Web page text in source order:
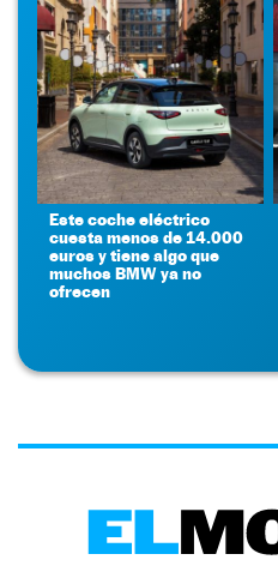
Este coche eléctrico
cuesta menos de 14.000
euros y tiene algo que
muchos BMW ya no
ofrecen